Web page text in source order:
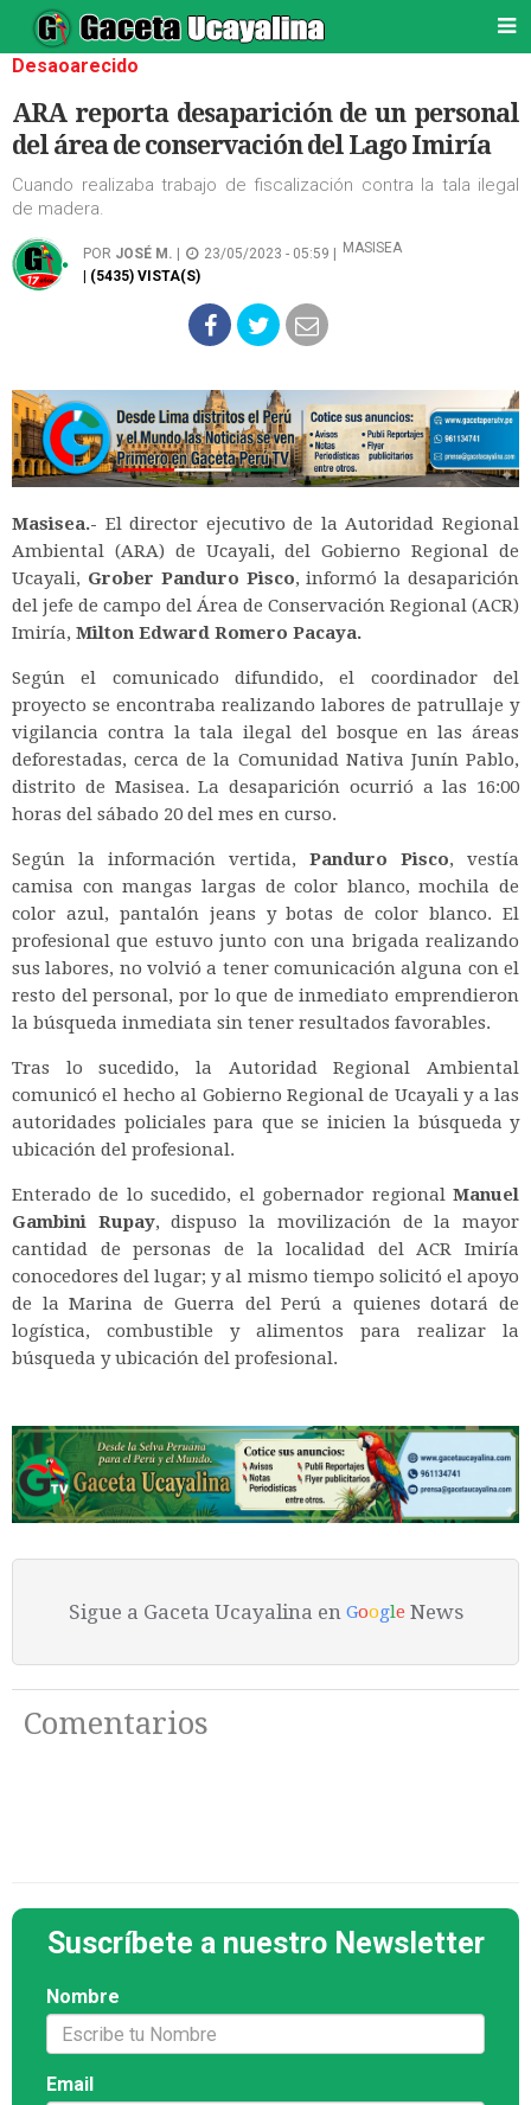
Desaoarecido
ARA reporta desaparición de un personal
del área de conservación del Lago Imiría
Cuando realizaba trabajo de fiscalización contra la tala ilegal
de madera.
POR JOSÉ M. 23/05/2023 - 05:59 |
MASISEA
| (5435) VISTA(S)
Masisea.- El director ejecutivo de la Autoridad Regional
Ambiental (ARA) de Ucayali, del Gobierno Regional de
Ucayali, Grober Panduro Pisco, informó la desaparición
del jefe de campo del Área de Conservación Regional (ACR)
Imiría, Milton Edward Romero Pacaya.
Según el comunicado difundido, el coordinador del
proyecto se encontraba realizando labores de patrullaje y
vigilancia contra la tala ilegal del bosque en las áreas
deforestadas, cerca de la Comunidad Nativa Junín Pablo,
distrito de Masisea. La desaparición ocurrió a las 16:00
horas del sábado 20 del mes en curso.
Según la información vertida, Panduro Pisco, vestía
camisa con mangas largas de color blanco, mochila de
color azul, pantalón jeans y botas de color blanco. El
profesional que estuvo junto con una brigada realizando
sus labores, no volvió a tener comunicación alguna con el
resto del personal, por lo que de inmediato emprendieron
la búsqueda inmediata sin tener resultados favorables.
Tras lo sucedido, la Autoridad Regional Ambiental
comunicó el hecho al Gobierno Regional de Ucayali y a las
autoridades policiales para que se inicien la búsqueda y
ubicación del profesional.
Enterado de lo sucedido, el gobernador regional Manuel
Gambini Rupay, dispuso la movilización de la mayor
cantidad de personas de la localidad del ACR Imiría
conocedores del lugar; y al mismo tiempo solicitó el apoyo
de la Marina de Guerra del Perú a quienes dotará de
logística, combustible y alimentos para realizar la
búsqueda y ubicación del profesional.
Sigue a Gaceta Ucayalina en Google News
Comentarios
Suscríbete a nuestro Newsletter
Nombre
Email